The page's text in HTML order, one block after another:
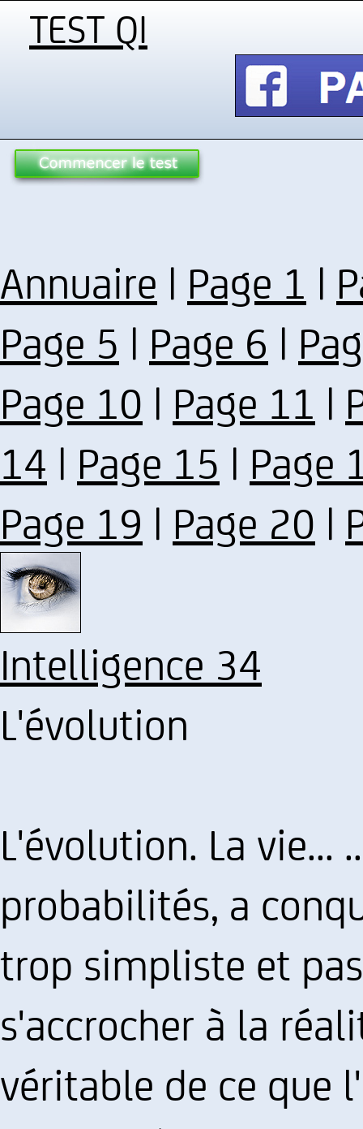
TEST QI
Annuaire | Page 1 |
Page 5 | Page 6 |
Page 10 | Page 11 |
14 | Page 15 | Page
Page 19 | Page 20 |
Intelligence 34
L'évolution
L'évolution. La vie...
probabilités, a
trop simpliste et
s'accrocher à la
véritable de ce que